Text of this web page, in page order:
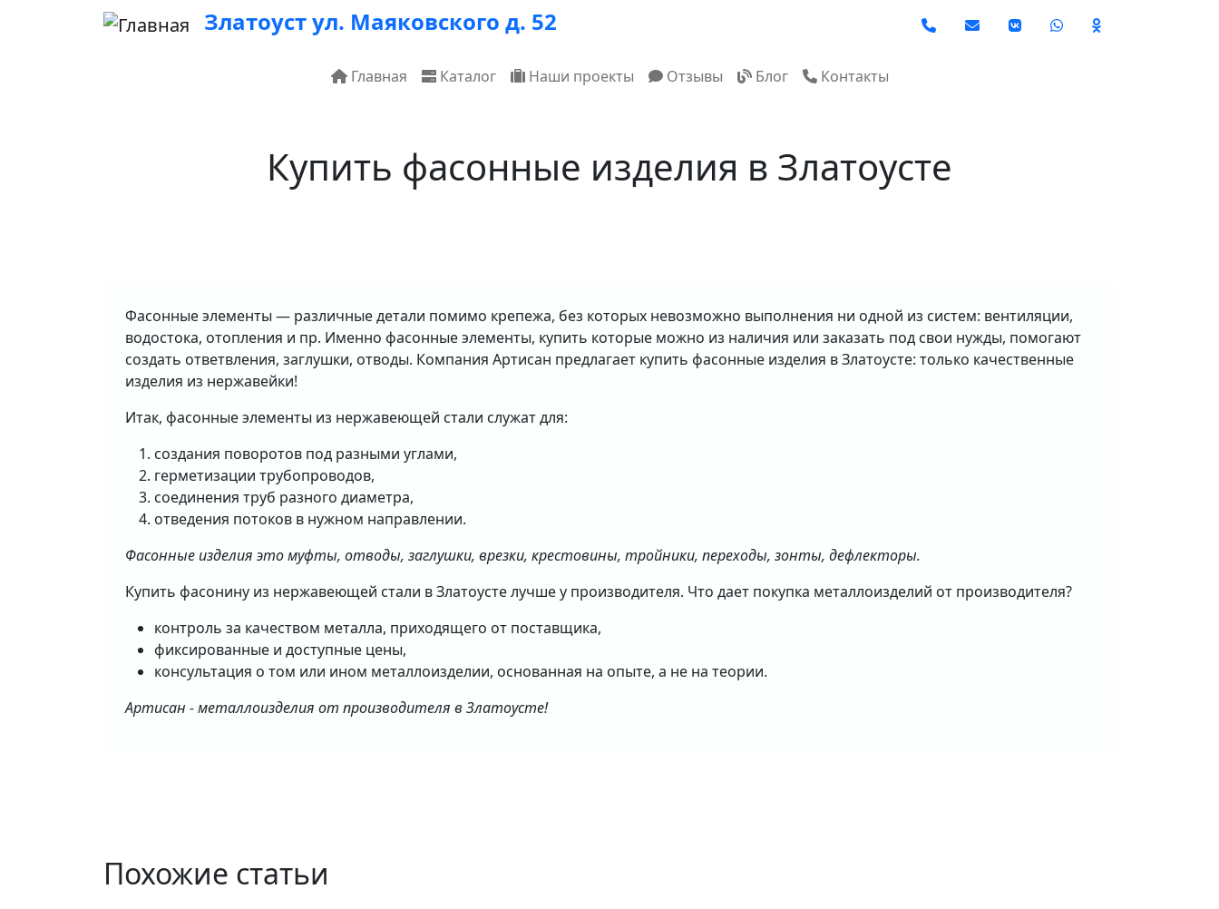
Перейти к основному содержаниюЗлатоуст ул. Маяковского д. 52
Social
Основная навигация
Главная Каталог Наши проекты Отзывы Блог Контакты
Купить фасонные изделия в Златоусте
Фасонные элементы — различные детали помимо крепежа, без которых невозможно выполнения ни одной из систем: вентиляции,
водостока, отопления и пр. Именно фасонные элементы, купить которые можно из наличия или заказать под свои нужды, помогают
создать ответвления, заглушки, отводы. Компания Артисан предлагает купить фасонные изделия в Златоусте: только качественные
изделия из нержавейки!
Итак, фасонные элементы из нержавеющей стали служат для:
создания поворотов под разными углами,
герметизации трубопроводов,
соединения труб разного диаметра,
отведения потоков в нужном направлении.
Фасонные изделия это муфты, отводы, заглушки, врезки, крестовины, тройники, переходы, зонты, дефлекторы.
Купить фасонину из нержавеющей стали в Златоусте лучше у производителя. Что дает покупка металлоизделий от производителя?
контроль за качеством металла, приходящего от поставщика,
фиксированные и доступные цены,
консультация о том или ином металлоизделии, основанная на опыте, а не на теории.
Артисан - металлоизделия от производителя в Златоусте!
Похожие статьи